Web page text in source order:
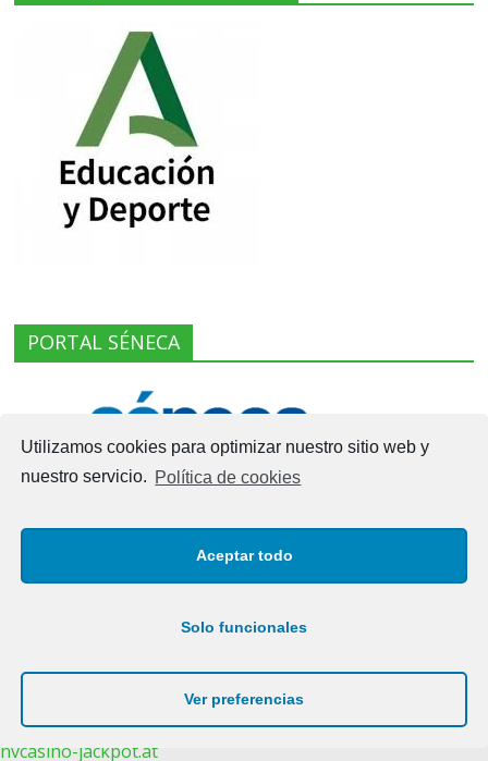
Utilizamos cookies para optimizar nuestro sitio web y
nuestro servicio. Política de cookies
Aceptar todo
Solo funcionales
Ver preferencias
PORTAL SÉNECA
I.E.S. LAS VIÑAS – MANILVA
Tema: ColorMag porThemeGrill. Funciona conWordPress.
nvcasino-jackpot.at